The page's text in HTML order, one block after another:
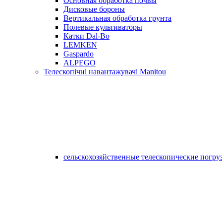
Дисковые бороны
Вертикальная обработка грунта
Полевые культиваторы
Катки Dal-Bo
LEMKEN
Gaspardo
ALPEGO
Телескопічні навантажувачі Manitou
сельскохозяйственные телескопические